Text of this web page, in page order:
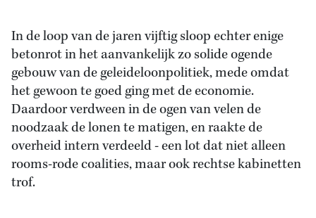
In de loop van de jaren vijftig sloop echter enige
betonrot in het aanvankelijk zo solide ogende
gebouw van de geleideloonpolitiek, mede omdat
het gewoon te goed ging met de economie.
Daardoor verdween in de ogen van velen de
noodzaak de lonen te matigen, en raakte de
overheid intern verdeeld - een lot dat niet alleen
rooms-rode coalities, maar ook rechtse kabinetten
trof.